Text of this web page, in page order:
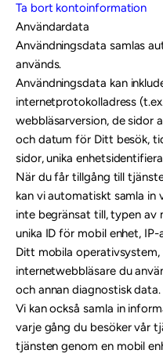
Ta bort kontoinformation
Användardata
Användningsdata samlas
används.
Användningsdata kan
internetprotokolladress
webbläsarversion, de sidor
och datum för Ditt besök,
sidor, unika
När du får tillgång till
kan vi automatiskt samla in
inte begränsat till, typen av
unika ID för mobil enhet,
Ditt mobila
internetwebbläsare du
och annan diagnostisk data.
Vi kan också samla in
varje gång du besöker vår
tjänsten genom en mobil